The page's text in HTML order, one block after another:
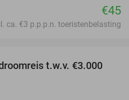
€45
ca. €3 p.p.p.n. toeristenbelasting
t.w.v. €3.000